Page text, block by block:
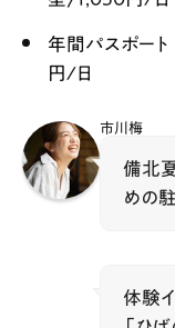
年間パスポー
円/日
市川梅
備北
めの
体験